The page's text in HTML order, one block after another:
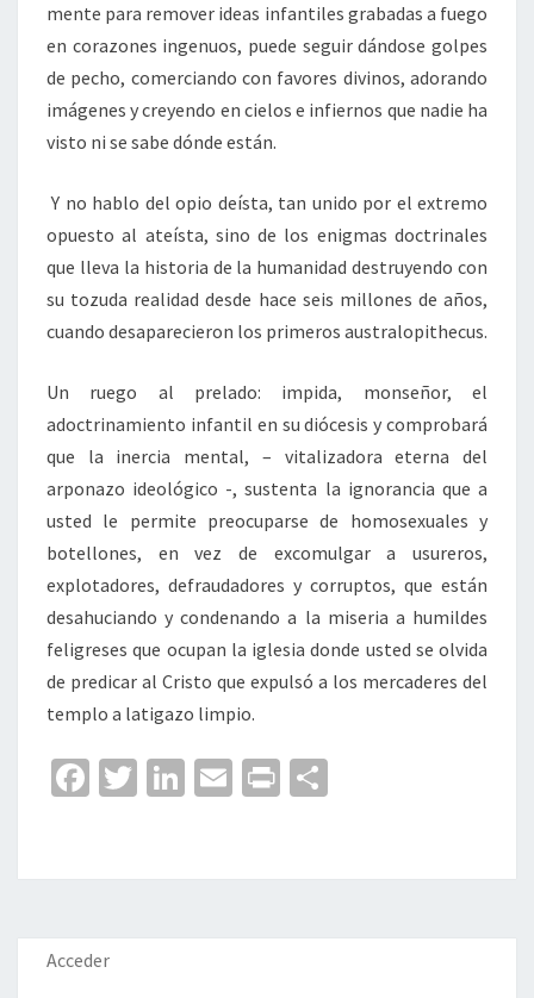
mente para remover ideas infantiles grabadas a fuego
en corazones ingenuos, puede seguir dándose golpes
de pecho, comerciando con favores divinos, adorando
imágenes y creyendo en cielos e infiernos que nadie ha
visto ni se sabe dónde están.
Y no hablo del opio deísta, tan unido por el extremo
opuesto al ateísta, sino de los enigmas doctrinales
que lleva la historia de la humanidad destruyendo con
su tozuda realidad desde hace seis millones de años,
cuando desaparecieron los primeros australopithecus.
Un ruego al prelado: impida, monseñor, el
adoctrinamiento infantil en su diócesis y comprobará
que la inercia mental, – vitalizadora eterna del
arponazo ideológico -, sustenta la ignorancia que a
usted le permite preocuparse de homosexuales y
botellones, en vez de excomulgar a usureros,
explotadores, defraudadores y corruptos, que están
desahuciando y condenando a la miseria a humildes
feligreses que ocupan la iglesia donde usted se olvida
de predicar al Cristo que expulsó a los mercaderes del
templo a latigazo limpio.
Fa
o
o
k
T
er
Li
dI
n
E
l
Pr
p
ar
Acceder